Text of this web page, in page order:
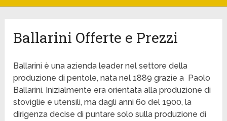
Ballarini Offerte e Prezzi
Ballarini è una azienda leader nel settore della
produzione di pentole, nata nel 1889 grazie a Paolo
Ballarini. Inizialmente era orientata alla produzione di
stoviglie e utensili, ma dagli anni 6o del 1900, la
dirigenza decise di puntare solo sulla produzione di